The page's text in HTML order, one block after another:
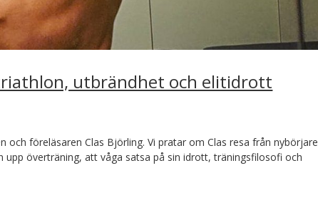
utbrändhet och elitidrott
och föreläsaren Clas Björling. Vi pratar om Clas resa från nybörjare
upp överträning, att våga satsa på sin idrott, träningsfilosofi och